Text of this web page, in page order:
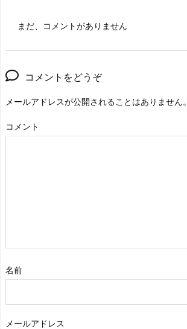
まだ、コメントがありません
コメントをどうぞ
メールアドレスが公開されることはありません。
コメント
名前
メールアドレス